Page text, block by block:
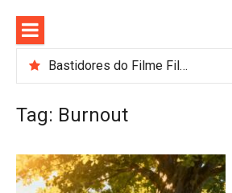
para
conteúdo
Bastidores do Filme Filhos de Sangue e Osso Revelam a Magia de Orïsha
Tag: Burnout